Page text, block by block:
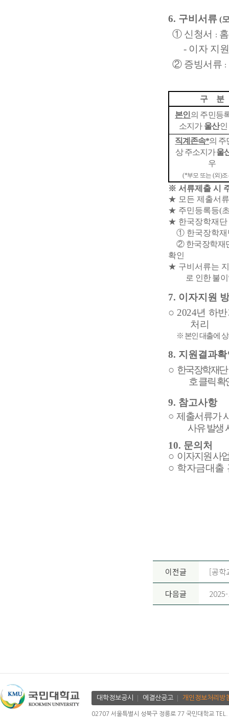
6. 구비서류 (
① 신청서 :
- 이자 지
② 증빙서류 :
구 분
본인의 주민등
소지가 울산인
직계존속*의 주
상 주소지가울
우
(*부모 또는(외 )조
※ 서류제출 시
★ 모든 제출서
★ 주민등록등(
★ 한국장학재
① 한국장학
② 한국장학재
확인
★ 구비서류는
로 인한 불
7. 이자지원
○ 2024년 하
처리
※ 본인 대출에
8. 지원결과확
○ 한국장학재
호 클릭 확
9. 참고사항
○ 제출서류가
사유 발생
10. 문의처
○ 이자지원 사
○ 학자금대출
이전글 [공학
다음글
대학정보공시 에결산공고 개인정보처리방
02707 서울특별시 성북구 정릉로 77 국민대학교